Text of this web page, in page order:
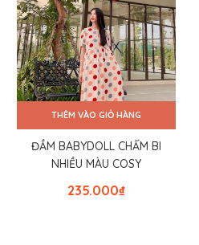
THÊM VÀO GIỎ HÀNG
ĐẦM BABYDOLL CHẤM BI
NHIỀU MÀU COSY
₫
235.000